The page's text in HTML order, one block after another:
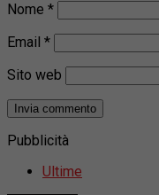
Nome *
Email *
Sito web
Pubblicità
Ultime